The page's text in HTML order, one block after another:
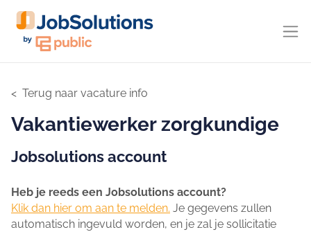
Terug naar vacature info
Vakantiewerker zorgkundige
Jobsolutions account
Heb je reeds een Jobsolutions account?
Klik dan hier om aan te melden. Je gegevens zullen
automatisch ingevuld worden, en je zal je sollicitatie